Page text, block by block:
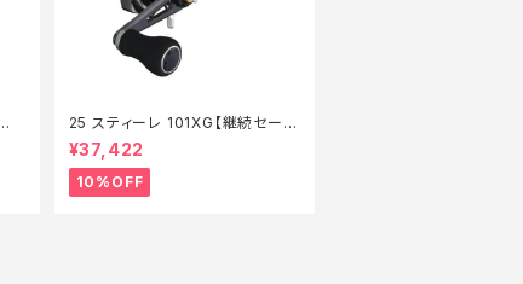
25 スティーレ 101XG【継続セール
_リール】【10】
¥37,422
10%OFF